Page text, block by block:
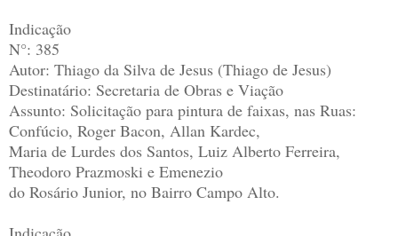
Indicação
N°: 385
Autor: Thiago da Silva de Jesus (Thiago de Jesus)
Destinatário: Secretaria de Obras e Viação
Assunto: Solicitação para pintura de faixas, nas Ruas:
Confúcio, Roger Bacon, Allan Kardec,
Maria de Lurdes dos Santos, Luiz Alberto Ferreira,
Theodoro Prazmoski e Emenezio
do Rosário Junior, no Bairro Campo Alto.